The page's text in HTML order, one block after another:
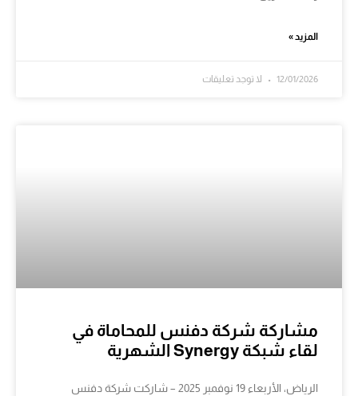
المزيد »
12/01/2026 لا توجد تعليقات
مشاركة شركة دفنس للمحاماة في
لقاء شبكة Synergy الشهرية
الرياض، الأربعاء 19 نوفمبر 2025 – شاركت شركة دفنس